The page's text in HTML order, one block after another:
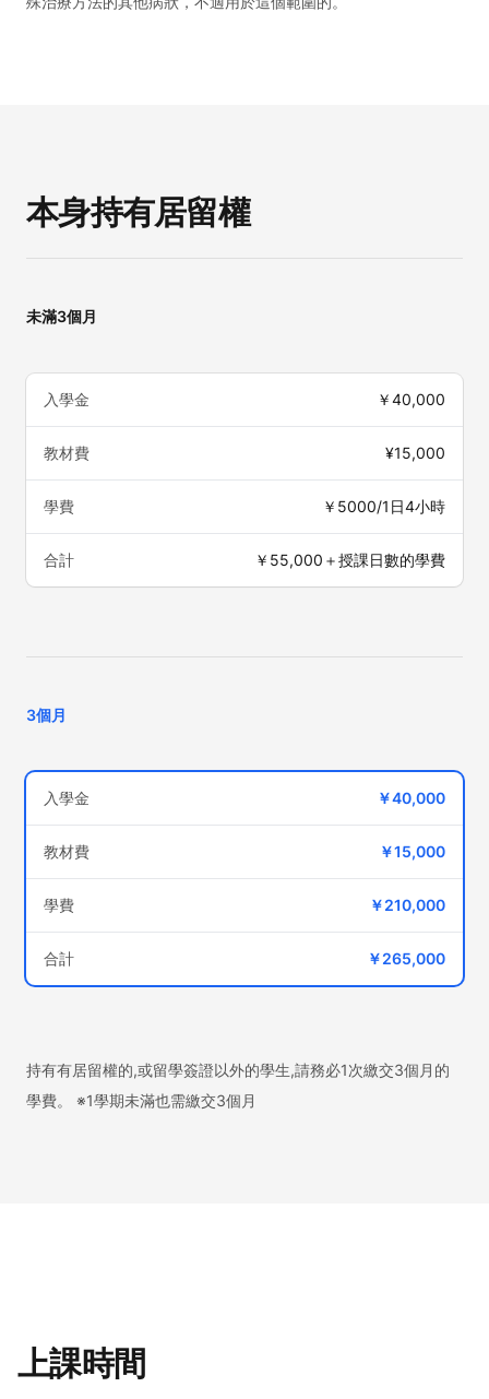
本身持有居留權
未滿3個月
入學金 ￥40,000
教材費 ¥15,000
學費 ￥5000/1日4小時
合計 ￥55,000＋授課日數的學費
3個月
入學金 ￥40,000
教材費 ￥15,000
學費 ￥210,000
合計 ￥265,000
持有有居留權的,或留學簽證以外的學生,請務必1次繳交3個月的
學費。 ※1學期未滿也需繳交3個月
上課時間